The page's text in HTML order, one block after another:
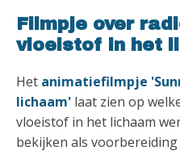
Filmpje over
vloeistof in het
Het animatiefilmpje
lichaam' laat zien op
vloeistof in het lichaam
bekijken als